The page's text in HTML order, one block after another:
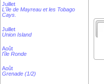
Juillet
L'île de Mayreau et les Tobago
Cays.
Juillet
Union Island
Août
l'île Ronde
Août
Grenade (1/2)